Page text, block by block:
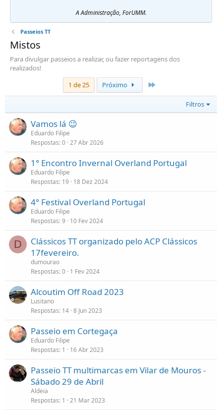
A Administração, ForUMM.
Passeios TT
Mistos
Para divulgar passeios a realizar, ou fazer reportagens dos
realizados!
1 de 25
Próximo
Filtros
Vamos lá 😉
Eduardo Filipe
Respostas 0 27 Abr 2026
1° Encontro Invernal Overland Portugal
Eduardo Filipe
Respostas 19 18 Dez 2024
4° Festival Overland Portugal
Eduardo Filipe
Respostas 9 10 Fev 2024
D
Clássicos TT organizado pelo ACP Clássicos
17fevereiro.
dumourao
Respostas 0 1 Fev 2024
Alcoutim Off Road 2023
Lusitano
Respostas 14 8 Jun 2023
Passeio em Cortegaça
Eduardo Filipe
Respostas 1 16 Abr 2023
Passeio TT multimarcas em Vilar de Mouros -
Sábado 29 de Abril
Aldeia
Respostas 1 21 Mar 2023